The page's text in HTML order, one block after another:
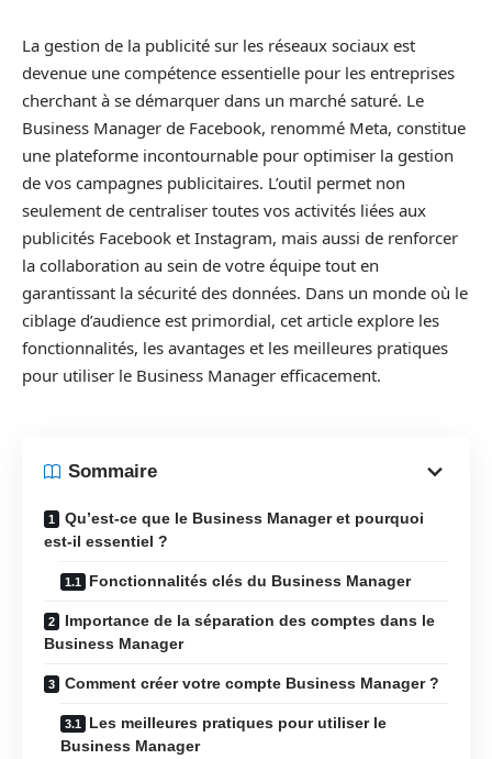
La gestion de la publicité sur les réseaux sociaux est
devenue une compétence essentielle pour les entreprises
cherchant à se démarquer dans un marché saturé. Le
Business Manager de Facebook, renommé Meta, constitue
une plateforme incontournable pour optimiser la gestion
de vos campagnes publicitaires. L’outil permet non
seulement de centraliser toutes vos activités liées aux
publicités Facebook et Instagram, mais aussi de renforcer
la collaboration au sein de votre équipe tout en
garantissant la sécurité des données. Dans un monde où le
ciblage d’audience est primordial, cet article explore les
fonctionnalités, les avantages et les meilleures pratiques
pour utiliser le Business Manager efficacement.
Sommaire
Qu’est-ce que le Business Manager et pourquoi
est-il essentiel ?
Fonctionnalités clés du Business Manager
Importance de la séparation des comptes dans le
Business Manager
Comment créer votre compte Business Manager ?
Les meilleures pratiques pour utiliser le
Business Manager